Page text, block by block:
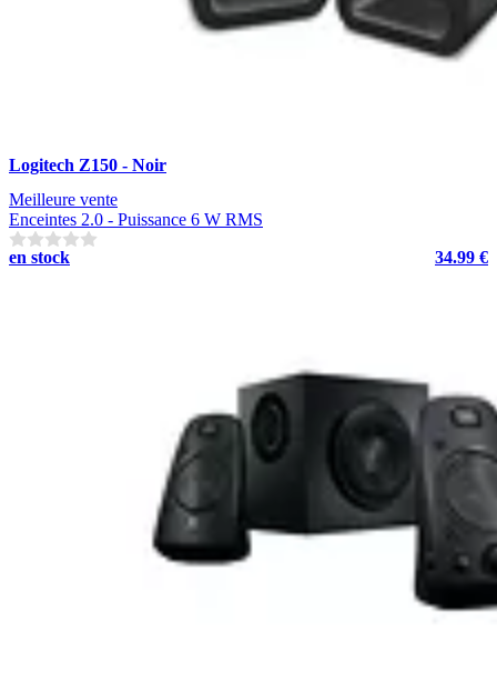
Logitech Z150 - Noir
Meilleure vente
Enceintes 2.0 - Puissance 6 W RMS
en stock
34.99 €